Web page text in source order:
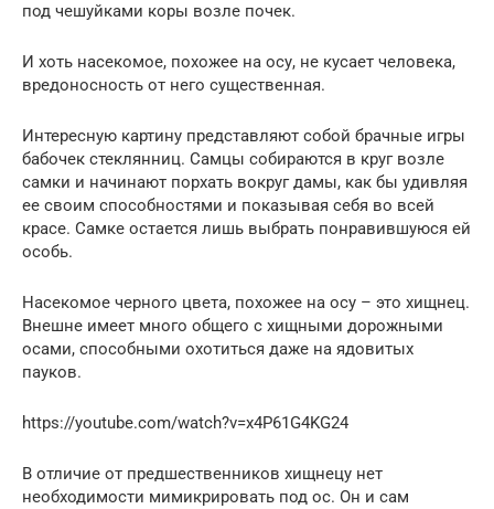
под чешуйками коры возле почек.
И хоть насекомое, похожее на осу, не кусает человека,
вредоносность от него существенная.
Интересную картину представляют собой брачные игры
бабочек стеклянниц. Самцы собираются в круг возле
самки и начинают порхать вокруг дамы, как бы удивляя
ее своим способностями и показывая себя во всей
красе. Самке остается лишь выбрать понравившуюся ей
особь.
Насекомое черного цвета, похожее на осу – это хищнец.
Внешне имеет много общего с хищными дорожными
осами, способными охотиться даже на ядовитых
пауков.
https://youtube.com/watch?v=x4P61G4KG24
В отличие от предшественников хищнецу нет
необходимости мимикрировать под ос. Он и сам